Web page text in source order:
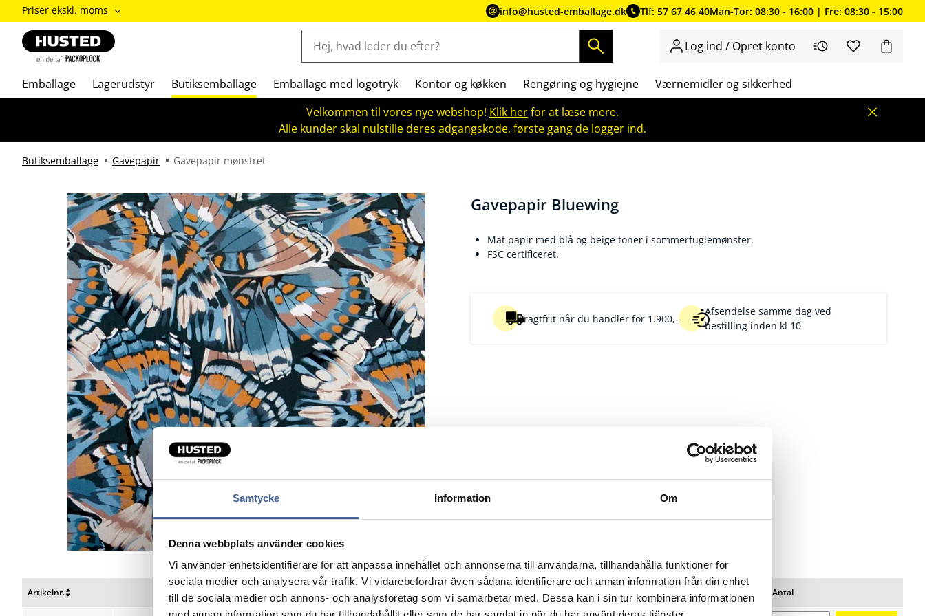
Samtycke Information Om
Denna webbplats använder cookies
Vi använder enhetsidentifierare för att anpassa innehållet och annonserna till användarna, tillhandahålla funktioner för
sociala medier och analysera vår trafik. Vi vidarebefordrar även sådana identifierare och annan information från din enhet
till de sociala medier och annons- och analysföretag som vi samarbetar med. Dessa kan i sin tur kombinera informationen
ændre
Priser
inkl.
moms
Priser
ekskl.
Priser ekskl. moms info@husted-emballage.dk Tlf: 57 67 46 40Man-Tor: 08:30 - 16:00 | Fre: 08:30 - 15:00
Log ind / Opret konto
Emballage Lagerudstyr Butiksemballage Emballage med logotryk Kontor og køkken Rengøring og hygiejne
Værnemidler og sikkerhed
Velkommen til vores nye webshop! Klik herfor at læse mere.
Alle kunder skal nulstille deres adgangskode, første gang de logger ind.
Butiksemballage Gavepapir Gavepapir mønstret
Gavepapir Bluewing
Mat papir med blå og beige toner i sommerfuglemønster.
FSC certificeret.
Fragtfrit når du handler for 1.900,-
Afsendelse samme dag ved
bestilling inden kl 10
Artikelnr.
Bredde cm
Længde m
Nulstil
Beskrivelse
Nulstil
Nulstil
Pk
Nulstil
Pris/pk
Nulstil
Lager FavoritterAntal